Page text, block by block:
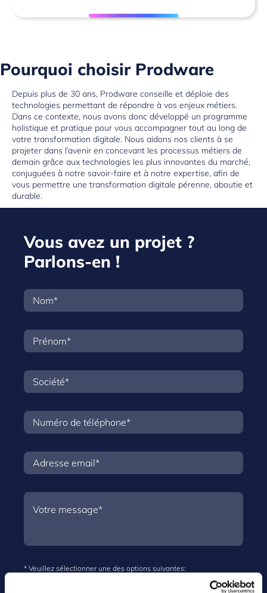
Pourquoi choisir Prodware
Depuis plus de 30 ans, Prodware conseille et déploie des
technologies permettant de répondre à vos enjeux métiers.
Dans ce contexte, nous avons donc développé un programme
holistique et pratique pour vous accompagner tout au long de
votre transformation digitale. Nous aidons nos clients à se
projeter dans l’avenir en concevant les processus métiers de
demain grâce aux technologies les plus innovantes du marché,
conjuguées à notre savoir-faire et à notre expertise, afin de
vous permettre une transformation digitale pérenne, aboutie et
durable.
Vous avez un projet ?
Parlons-en !
* Veuillez sélectionner une des options suivantes:
Oui, je souhaite recevoir des informations sur les produits,